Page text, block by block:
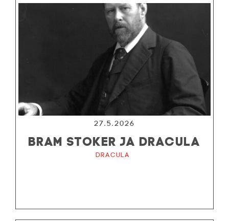
27.5.2026
BRAM STOKER JA DRACULA
Dracula